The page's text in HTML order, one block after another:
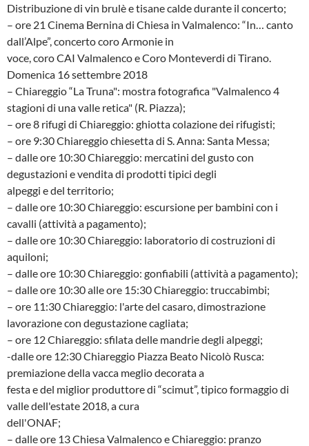
Distribuzione di vin brulè e tisane calde durante il concerto;
– ore 21 Cinema Bernina di Chiesa in Valmalenco: “In… canto
dall’Alpe”, concerto coro Armonie in
voce, coro CAI Valmalenco e Coro Monteverdi di Tirano.
Domenica 16 settembre 2018
– Chiareggio “La Truna": mostra fotografica "Valmalenco 4
stagioni di una valle retica" (R. Piazza);
– ore 8 rifugi di Chiareggio: ghiotta colazione dei rifugisti;
– ore 9:30 Chiareggio chiesetta di S. Anna: Santa Messa;
– dalle ore 10:30 Chiareggio: mercatini del gusto con
degustazioni e vendita di prodotti tipici degli
alpeggi e del territorio;
– dalle ore 10:30 Chiareggio: escursione per bambini con i
cavalli (attività a pagamento);
– dalle ore 10:30 Chiareggio: laboratorio di costruzioni di
aquiloni;
– dalle ore 10:30 Chiareggio: gonfiabili (attività a pagamento);
– dalle ore 10:30 alle ore 15:30 Chiareggio: truccabimbi;
– ore 11:30 Chiareggio: l'arte del casaro, dimostrazione
lavorazione con degustazione cagliata;
– ore 12 Chiareggio: sfilata delle mandrie degli alpeggi;
-dalle ore 12:30 Chiareggio Piazza Beato Nicolò Rusca:
premiazione della vacca meglio decorata a
festa e del miglior produttore di “scimut”, tipico formaggio di
valle dell'estate 2018, a cura
dell'ONAF;
– dalle ore 13 Chiesa Valmalenco e Chiareggio: pranzo